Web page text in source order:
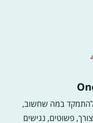
להתמקד במה שחשוב,
פשוטים, נגישים